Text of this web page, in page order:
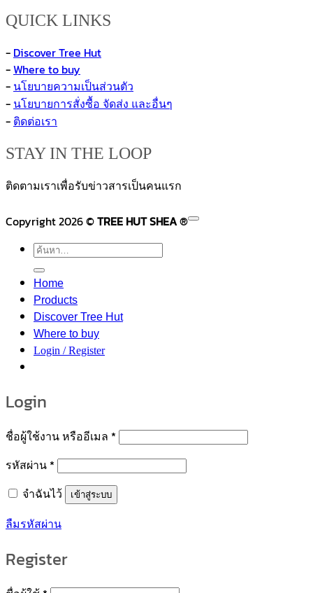
QUICK LINKS
- Discover Tree Hut
-Where to buy
- นโยบายความเป็นส่วนตัว
- นโยบายการสั่งซื้อ จัดส่ง และอื่นๆ
- ติดต่อเรา
STAY IN THE LOOP
ติดตามเราเพื่อรับข่าวสารเป็นคนแรก
Copyright 2026 ©TREE HUT SHEA®
ค้นหา:
Home
Products
Discover Tree Hut
Where to buy
Login / Register
Login
ชื่อผู้ใช้งาน หรืออีเมล * Required
รหัสผ่าน * Required
จำฉันไว้
เข้าสู่ระบบ
ลืมรหัสผ่าน
Register